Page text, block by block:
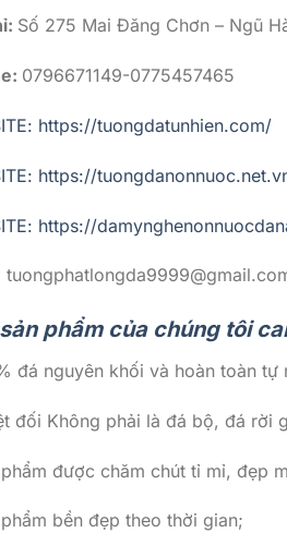
Số 275 Mai Đăng Chơn – Ngũ
0796671149-0775457465
https://tuongdatunhien.com/
https://
https://
phẩm của chúng tôi
đá nguyên khối và hoàn toàn tự
đối Không phải là đá bộ, đá rời
phẩm được chăm chút tỉ mỉ, đẹp
bền đẹp theo thời gian;